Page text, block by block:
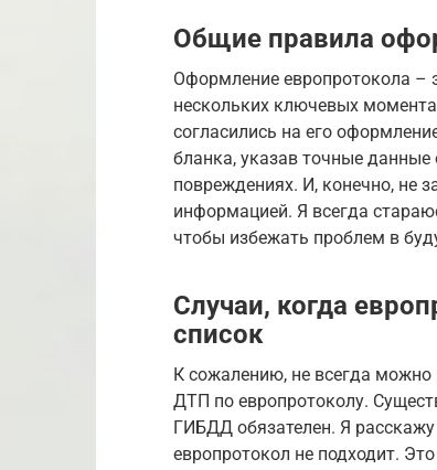
Общие правила
Оформление европротокола –
нескольких ключевых
согласились на его
бланка, указав точные данные
повреждениях. И, конечно, не
информацией. Я всегда
чтобы избежать проблем в
Случаи, когда
список
К сожалению, не всегда
ДТП по европротоколу.
ГИБДД обязателен. Я расскажу
европротокол не подходит.